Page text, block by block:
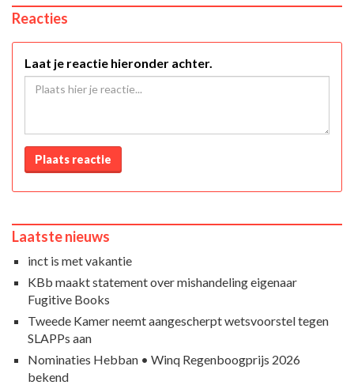
Reacties
Laat je reactie hieronder achter.
Plaats reactie
Laatste nieuws
inct is met vakantie
KBb maakt statement over mishandeling eigenaar
Fugitive Books
Tweede Kamer neemt aangescherpt wetsvoorstel tegen
SLAPPs aan
Nominaties Hebban • Winq Regenboogprijs 2026
bekend